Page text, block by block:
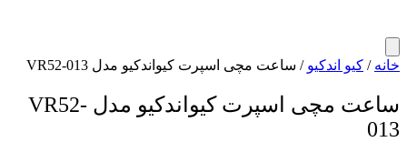
خانه / کیو اندکیو / ساعت مچی اسپرت کیواندکیو مدل VR52-013
ساعت مچی اسپرت کیواندکیو مدل VR52-
013